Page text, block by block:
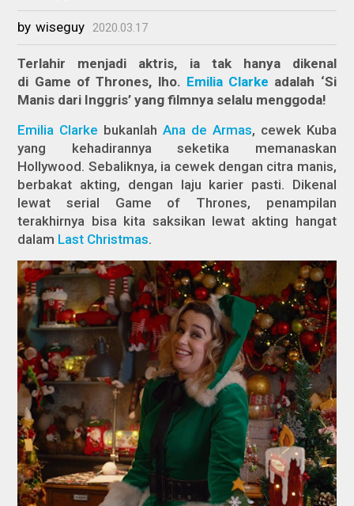
by wiseguy 2020.03.17
Terlahir menjadi aktris, ia tak hanya dikenal
di Game of Thrones, lho. Emilia Clarke adalah ‘Si
Manis dari Inggris’ yang filmnya selalu menggoda!
Emilia Clarke bukanlahAna de Armas, cewek Kuba
yang kehadirannya seketika memanaskan
Hollywood. Sebaliknya, ia cewek dengan citra manis,
berbakat akting, dengan laju karier pasti. Dikenal
lewat serial Game of Thrones, penampilan
terakhirnya bisa kita saksikan lewat akting hangat
dalam Last Christmas.